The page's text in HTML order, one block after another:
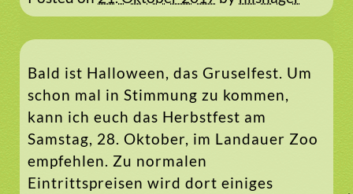
Bald ist Halloween, das Gruselfest. Um
schon mal in Stimmung zu kommen,
kann ich euch das Herbstfest am
Samstag, 28. Oktober, im Landauer Zoo
empfehlen. Zu normalen
Eintrittspreisen wird dort einiges